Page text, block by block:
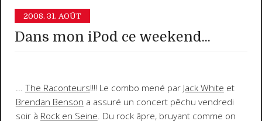
2008. 31. AOÛT
Dans mon iPod ce weekend...
... The Raconteurs!!!! Le combo mené par Jack White et
Brendan Benson a assuré un concert pêchu vendredi
soir à Rock en Seine. Du rock âpre, bruyant comme on